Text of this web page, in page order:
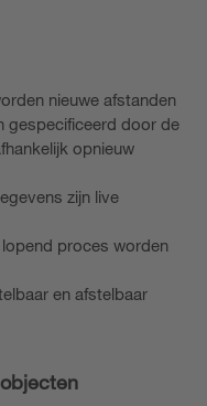
nieuwe afstanden
gespecificeerd door de
opnieuw
zijn live
proces worden
en afstelbaar